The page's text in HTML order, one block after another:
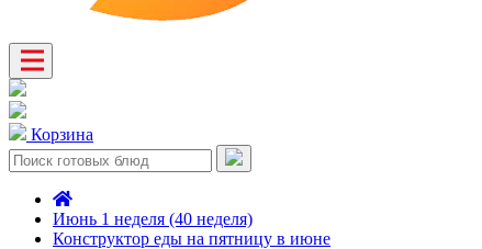
Корзина
Июнь 1 неделя (40 неделя)
Конструктор еды на пятницу в июне